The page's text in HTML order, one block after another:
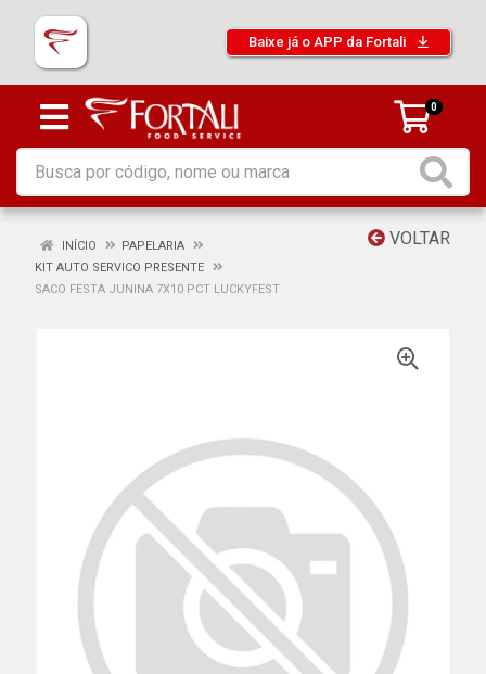
Baixe já o APP da Fortali
0
VOLTAR
INÍCIO
PAPELARIA
KIT AUTO SERVICO PRESENTE
SACO FESTA JUNINA 7X10 PCT LUCKYFEST